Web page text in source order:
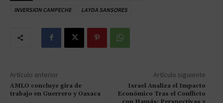
INVERSION CAMPECHE
LAYDA SANSORES
Artículo anterior
AMLO concluye gira de
trabajo en Guerrero y Oaxaca
Artículo siguiente
Israel Analiza el Impacto
Económico Tras el Conflicto